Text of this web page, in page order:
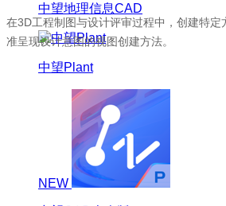
中望地理信息CAD
中望Plant
NEW
在3D工程制图与设计评审过程中，创建特
准呈现设计意图的视图创建方法。